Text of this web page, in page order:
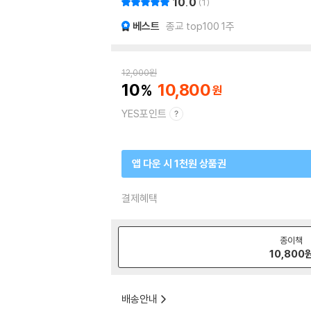
베스트 종교 top100 1주
12,000원
10 10,800
YES포인트
앱 다운 시 1천원 상품권
결제혜택
종이책
10,800
배송안내